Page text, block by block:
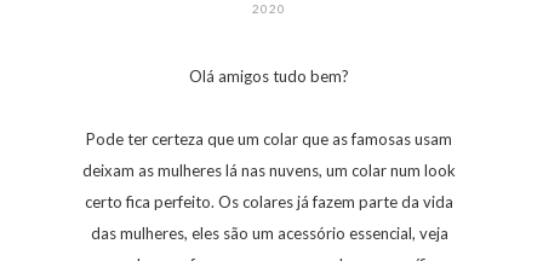
2020
Olá amigos tudo bem?
Pode ter certeza que um colar que as famosas usam
deixam as mulheres lá nas nuvens, um colar num look
certo fica perfeito. Os colares já fazem parte da vida
das mulheres, eles são um acessório essencial, veja